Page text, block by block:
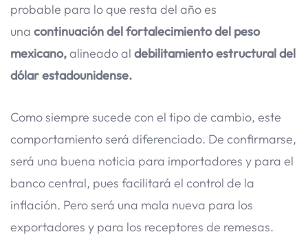
probable para lo que resta del año es
una continuación del fortalecimiento del peso
mexicano,alineado al debilitamiento estructural del
dólar estadounidense.
Como siempre sucede con el tipo de cambio, este
comportamiento será diferenciado. De confirmarse,
será una buena noticia para importadores y para el
banco central, pues facilitará el control de la
inflación. Pero será una mala nueva para los
exportadores y para los receptores de remesas.